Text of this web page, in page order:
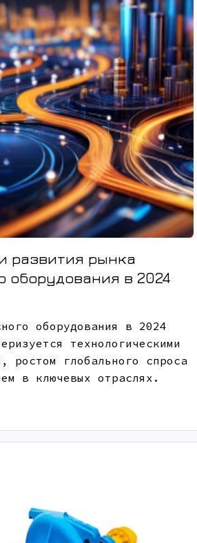
развития рынка
оборудования в 2024
оборудования в 2024
технологическими
ростом глобального спроса
в ключевых отраслях.